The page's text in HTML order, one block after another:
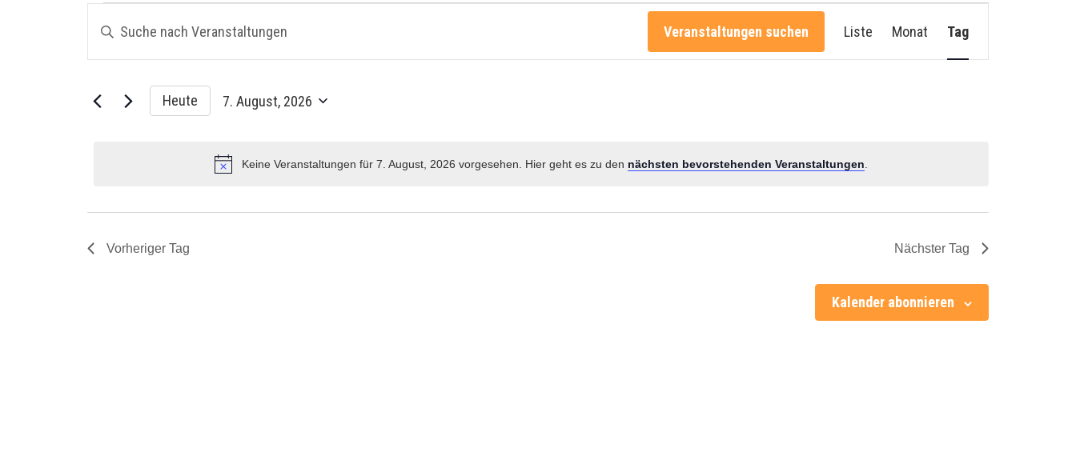
Veranstaltungen
für
August,
Hinweis
Keine Veranstaltungen für 7. August, 2026 vorgesehen. Hier geht es zu den nächsten bevorstehenden Veranstaltungen
Suche
und
Ansichten,
Navigation
Bitte
Suche
Veranstaltungen suchen
Ansichten-
Navigation
Liste Monat Tag
Heute 7. August, 2026
Vorheriger Tag Nächster Tag
Kalender abonnieren